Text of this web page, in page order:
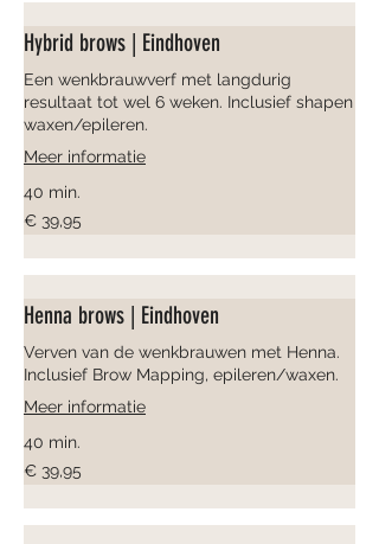
Hybrid brows | Eindhoven
Een wenkbrauwverf met langdurig
resultaat tot wel 6 weken. Inclusief shapen
waxen/epileren.
Meer informatie
40 min.
39,95
euro
€ 39,95
Henna brows | Eindhoven
Verven van de wenkbrauwen met Henna.
Inclusief Brow Mapping, epileren/waxen.
Meer informatie
40 min.
39,95
euro
€ 39,95